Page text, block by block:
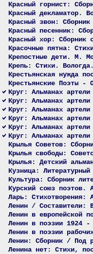
Красный горнист:
Красный декламатор.
Красный звон:
Красный песенник:
Красный хор: Сборник
Красочные пятна:
Крепостные дети. М.
Крепь: Стихи.
Крестьянская нужда
Крестьянские Поэты -
Круг: Альманах
Круг: Альманах
Круг: Альманах
Круг: Альманах
Круг: Альманах
Круг: Альманах
Крылья Советов:
Крылья свободы:
Крылья: Детский
Кузница:
Культура: Сборник
Курский союз поэтов.
Ларь: Стихотворения:
Ленин / Составители:
Ленин в европейской
Ленин в поэзии 1924
Ленин в поэзии
Ленин: Сборник / Под
Ленина нет: Стихи,